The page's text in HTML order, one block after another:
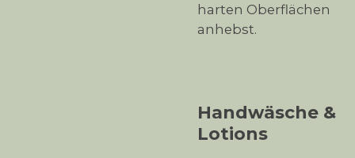
harten Oberflächen
anhebst.
Handwäsche &
Lotions